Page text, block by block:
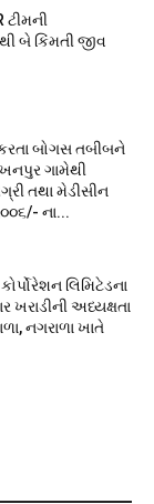
ટીમની
બે કિંમતી જીવ
બોગસ તબીબને
ગામેથી
તથા મેડીસીન
ના...
લિમિટેડના
ખરાડીની અધ્યક્ષતા
નગરાળા ખાતે